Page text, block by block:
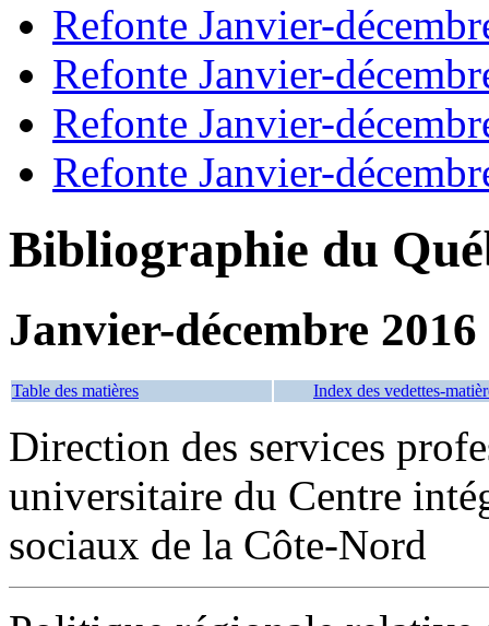
Refonte Janvier-
Refonte Janvier-
Refonte Janvier-
Refonte Janvier-
Bibliographie du
Janvier-décembre 2016
Table des matières Index des vedettes-
Direction des services
universitaire du Centre
sociaux de la Côte-Nord